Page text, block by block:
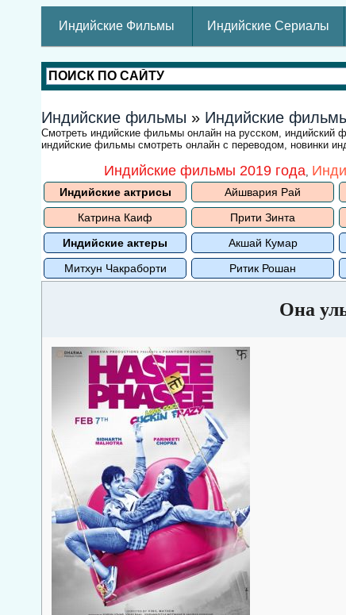
Индийские Фильмы Индийские Сериалы
Индийские фильмы » Индийские
Смотреть индийские фильмы онлайн на русском, индийский
индийские фильмы смотреть онлайн с переводом, новинки
Индийские фильмы 2019 года,
Индийские актрисы Айшвария Рай
Катрина Каиф
Прити Зинта
Индийские актеры
Акшай Кумар
Митхун Чакраборти
Ритик Рошан
Она